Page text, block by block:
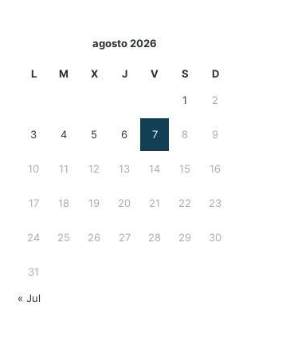
agosto 2026
L M X J V S D
1 2
3 4 5 6 7 8 9
10 11 12 13 14 15 16
17 18 19 20 21 22 23
24 25 26 27 28 29 30
31
« Jul